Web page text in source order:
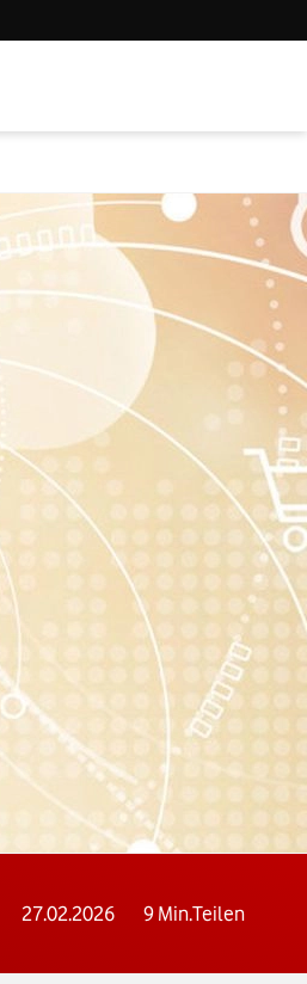
27.02.2026 9Min.Teilen